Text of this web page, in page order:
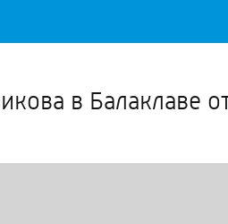
в Балаклаве